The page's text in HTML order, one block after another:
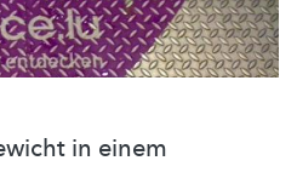
in einem